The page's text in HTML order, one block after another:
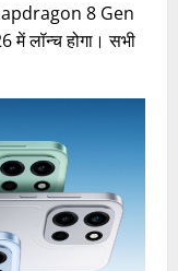
8 Gen
में लॉन्च होगा। सभी